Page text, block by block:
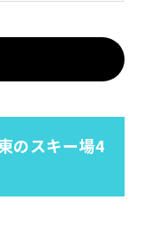
のスキー場4